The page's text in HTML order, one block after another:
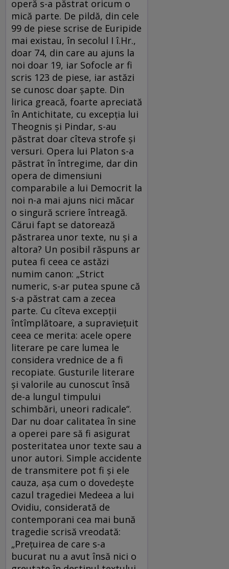
operă s-a păstrat oricum o
mică parte. De pildă, din cele
99 de piese scrise de Euripide
mai existau, în secolul I î.Hr.,
doar 74, din care au ajuns la
noi doar 19, iar Sofocle ar fi
scris 123 de piese, iar astăzi
se cunosc doar şapte. Din
lirica greacă, foarte apreciată
în Antichitate, cu excepţia lui
Theognis şi Pindar, s-au
păstrat doar cîteva strofe şi
versuri. Opera lui Platon s-a
păstrat în întregime, dar din
opera de dimensiuni
comparabile a lui Democrit la
noi n-a mai ajuns nici măcar
o singură scriere întreagă.
Cărui fapt se datorează
păstrarea unor texte, nu şi a
altora? Un posibil răspuns ar
putea fi ceea ce astăzi
numim canon: „Strict
numeric, s-ar putea spune că
s-a păstrat cam a zecea
parte. Cu cîteva excepţii
întîmplătoare, a supravieţuit
ceea ce merita: acele opere
literare pe care lumea le
considera vrednice de a fi
recopiate. Gusturile literare
şi valorile au cunoscut însă
de-a lungul timpului
schimbări, uneori radicale“.
Dar nu doar calitatea în sine
a operei pare să fi asigurat
posteritatea unor texte sau a
unor autori. Simple accidente
de transmitere pot fi şi ele
cauza, aşa cum o dovedeşte
cazul tragediei Medeea a lui
Ovidiu, considerată de
contemporani cea mai bună
tragedie scrisă vreodată:
„Preţuirea de care s-a
bucurat nu a avut însă nici o